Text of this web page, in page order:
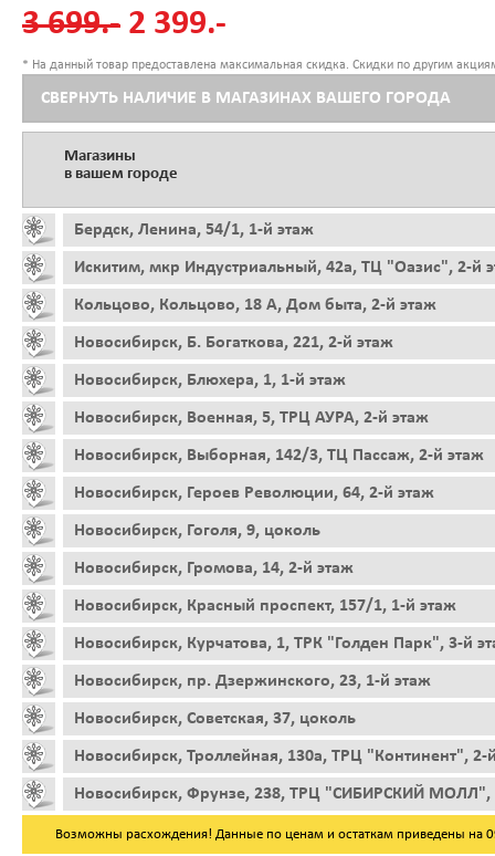
3 699.- 2 399.-
* На данный товар предоставлена максимальная скидка. Скидки по другим
СВЕРНУТЬ НАЛИЧИЕ В МАГАЗИНАХ ВАШЕГО ГОРОДА
Магазины
в вашем городе
Бердск, Ленина, 54/1, 1-й этаж
Искитим, мкр Индустриальный, 42а, ТЦ "Оазис", 2-й
Кольцово, Кольцово, 18 А, Дом быта, 2-й этаж
Новосибирск, Б. Богаткова, 221, 2-й этаж
Новосибирск, Блюхера, 1, 1-й этаж
Новосибирск, Военная, 5, ТРЦ АУРА, 2-й этаж
Новосибирск, Выборная, 142/3, ТЦ Пассаж, 2-й этаж
Новосибирск, Героев Революции, 64, 2-й этаж
Новосибирск, Гоголя, 9, цоколь
Новосибирск, Громова, 14, 2-й этаж
Новосибирск, Красный проспект, 157/1, 1-й этаж
Новосибирск, Курчатова, 1, ТРК "Голден Парк", 3-й
Новосибирск, пр. Дзержинского, 23, 1-й этаж
Новосибирск, Советская, 37, цоколь
Новосибирск, Троллейная, 130а, ТРЦ "Континент", 2-
Новосибирск, Фрунзе, 238, ТРЦ "СИБИРСКИЙ МОЛЛ",
Возможны расхождения! Данные по ценам и остаткам приведены на